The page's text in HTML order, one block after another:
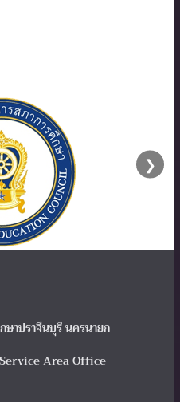
❯
ษาปราจีนบุรี นครนายก
Area Office